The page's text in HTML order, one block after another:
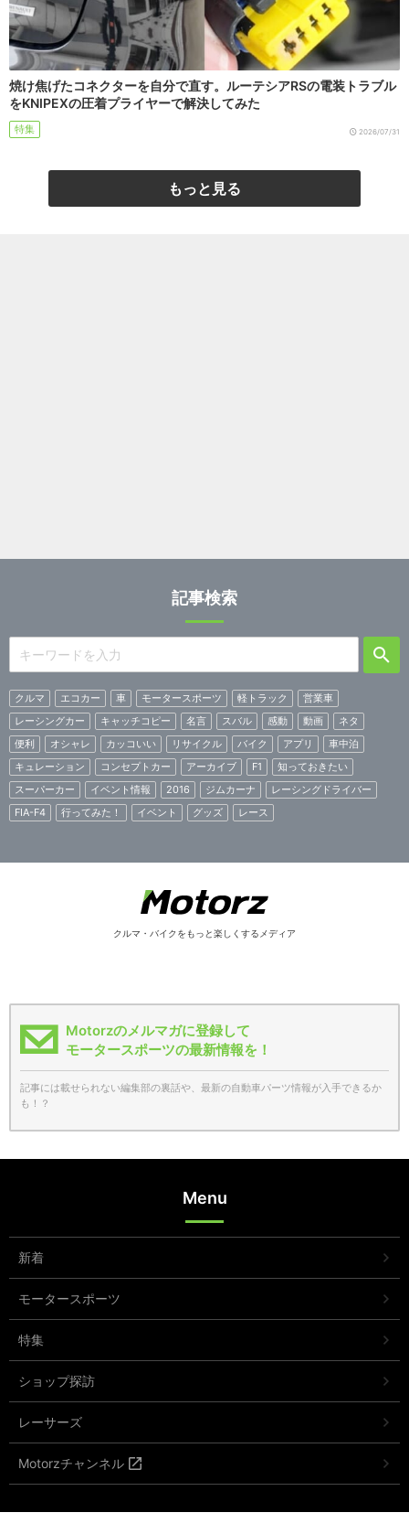
焼け焦げたコネクターを自分で直す。ルーテシアRSの電装トラブル
をKNIPEXの圧着プライヤーで解決してみた
特集 2026/07/31
もっと見る
記事検索
クルマ エコカー 車 モータースポーツ 軽トラック
営業車
レーシングカー
キャッチコピー 名言 スバル 感動 動画
ネタ
便利
オシャレ カッコいい リサイクル バイク アプリ
車中泊
キュレーション
コンセプトカー アーカイブ F1
知っておきたい
スーパーカー
イベント情報 2016 ジムカーナ
レーシングドライバー
FIA-F4
行ってみた！ イベント グッズ レース
クルマ・バイクをもっと楽しくするメディア
Motorzのメルマガに登録して
モータースポーツの最新情報を！
記事には載せられない編集部の裏話や、最新の自動車パーツ情報が入手できるか
も！？
Menu
新着
モータースポーツ
特集
ショップ探訪
レーサーズ
Motorzチャンネル